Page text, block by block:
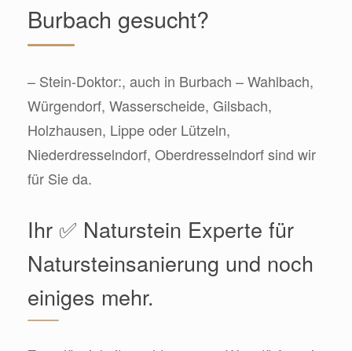
Burbach gesucht?
– Stein-Doktor:, auch in Burbach – Wahlbach,
Würgendorf, Wasserscheide, Gilsbach,
Holzhausen, Lippe oder Lützeln,
Niederdresselndorf, Oberdresselndorf sind wir
für Sie da.
Ihr ✅ Naturstein Experte für
Natursteinsanierung und noch
einiges mehr.